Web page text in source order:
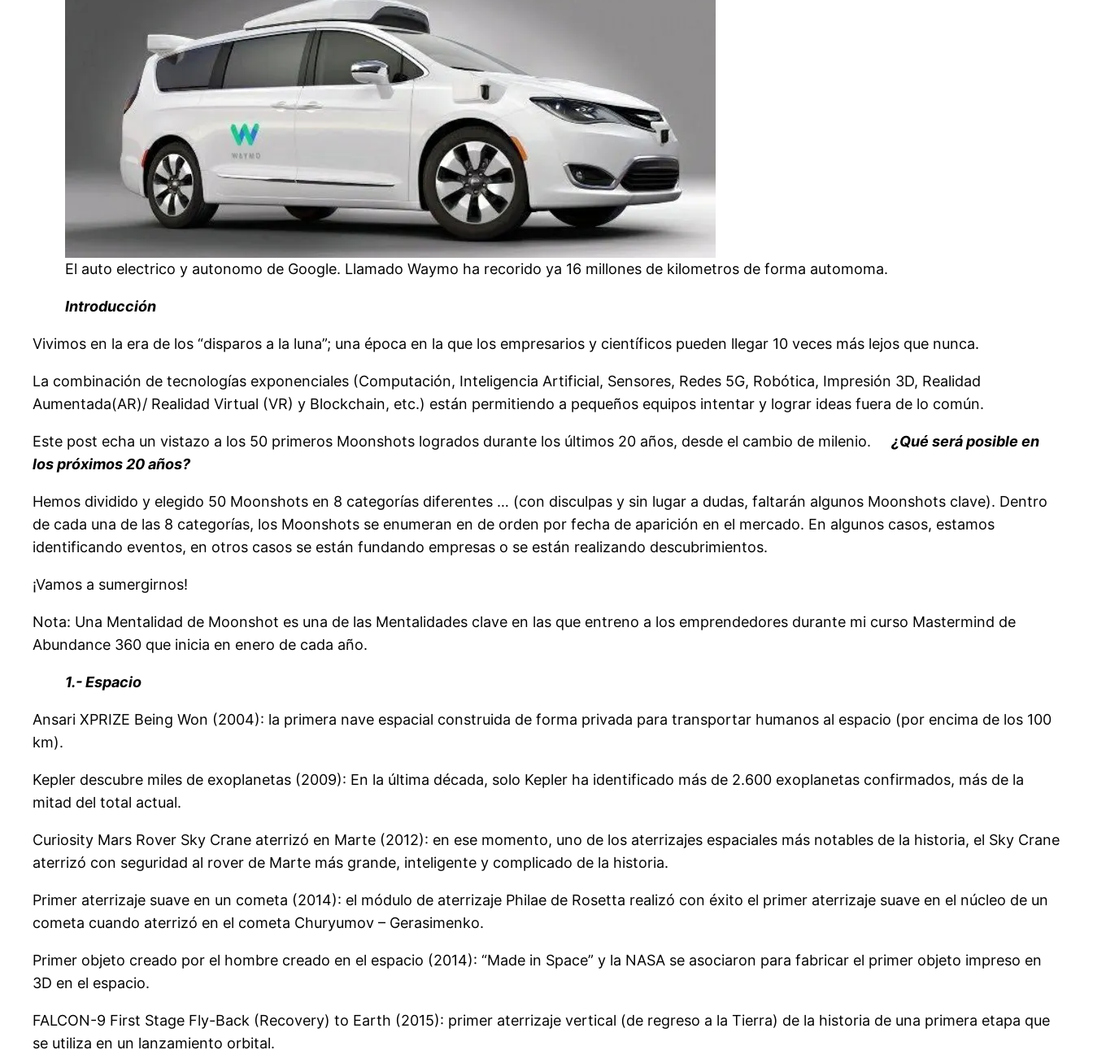
El auto electrico y autonomo de Google. Llamado Waymo ha recorido ya 16 millones de kilometros de forma automoma.
Introducción
Vivimos en la era de los “disparos a la luna”; una época en la que los empresarios y científicos pueden llegar 10 veces más lejos que nunca.
La combinación de tecnologías exponenciales (Computación, Inteligencia Artificial, Sensores, Redes 5G, Robótica, Impresión 3D, Realidad
Aumentada(AR)/ Realidad Virtual (VR) y Blockchain, etc.) están permitiendo a pequeños equipos intentar y lograr ideas fuera de lo común.
Este post echa un vistazo a los 50 primeros Moonshots logrados durante los últimos 20 años, desde el cambio de milenio.
¿Qué será posible en
los próximos 20 años?
Hemos dividido y elegido 50 Moonshots en 8 categorías diferentes … (con disculpas y sin lugar a dudas, faltarán algunos Moonshots clave). Dentro
de cada una de las 8 categorías, los Moonshots se enumeran en de orden por fecha de aparición en el mercado. En algunos casos, estamos
identificando eventos, en otros casos se están fundando empresas o se están realizando descubrimientos.
¡Vamos a sumergirnos!
Nota: Una Mentalidad de Moonshot es una de las Mentalidades clave en las que entreno a los emprendedores durante mi curso Mastermind de
Abundance 360 ​​que inicia en enero de cada año.
1.- Espacio
Ansari XPRIZE Being Won (2004): la primera nave espacial construida de forma privada para transportar humanos al espacio (por encima de los 100
km).
Kepler descubre miles de exoplanetas (2009): En la última década, solo Kepler ha identificado más de 2.600 exoplanetas confirmados, más de la
mitad del total actual.
Curiosity Mars Rover Sky Crane aterrizó en Marte (2012): en ese momento, uno de los aterrizajes espaciales más notables de la historia, el Sky Crane
aterrizó con seguridad al rover de Marte más grande, inteligente y complicado de la historia.
Primer aterrizaje suave en un cometa (2014): el módulo de aterrizaje Philae de Rosetta realizó con éxito el primer aterrizaje suave en el núcleo de un
cometa cuando aterrizó en el cometa Churyumov – Gerasimenko.
Primer objeto creado por el hombre creado en el espacio (2014): “Made in Space” y la NASA se asociaron para fabricar el primer objeto impreso en
3D en el espacio.
FALCON-9 First Stage Fly-Back (Recovery) to Earth (2015): primer aterrizaje vertical (de regreso a la Tierra) de la historia de una primera etapa que
se utiliza en un lanzamiento orbital.